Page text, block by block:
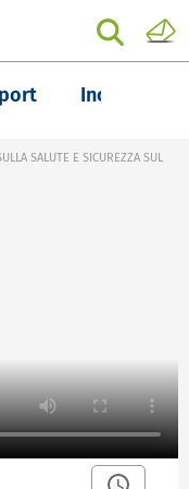
Inchieste
SALUTE E SICUREZZA SUL